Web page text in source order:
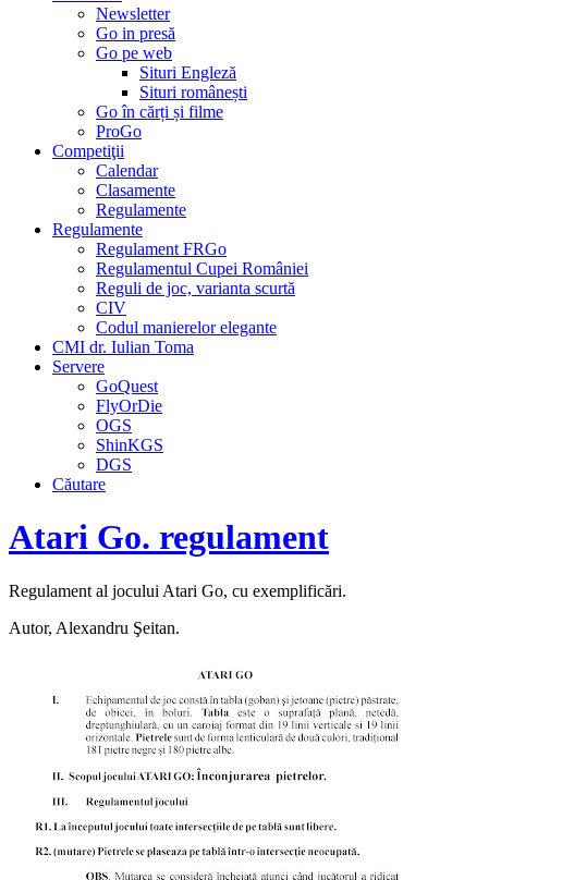
Newsletter
Go in presă
Go pe web
Situri Engleză
Situri românești
Go în cărți și filme
ProGo
Competiţii
Calendar
Clasamente
Regulamente
Regulamente
Regulament FRGo
Regulamentul Cupei României
Reguli de joc, varianta scurtă
CIV
Codul manierelor elegante
CMI dr. Iulian Toma
Servere
GoQuest
FlyOrDie
OGS
ShinKGS
DGS
Căutare
Atari Go. regulament
Regulament al jocului Atari Go, cu exemplificări.
Autor, Alexandru Şeitan.